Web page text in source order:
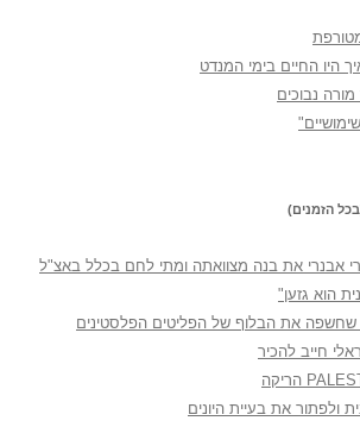
היו החיים בימי המנדט
מורה נבוכים
הזמנים)
אבנרי את בנה מצוואתה ומתי לחם בכלל באצ"ל
הוא גזען"
שחשפה את הבלוף של הפליטים הפלסטינים
חייב להכיר
ולפתור את בעיית היונים